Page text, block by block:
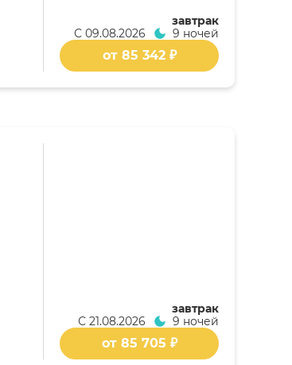
завтрак
С 09.08.2026 9 ночей
от 85 342 ₽
завтрак
С 21.08.2026 9 ночей
от 85 705 ₽